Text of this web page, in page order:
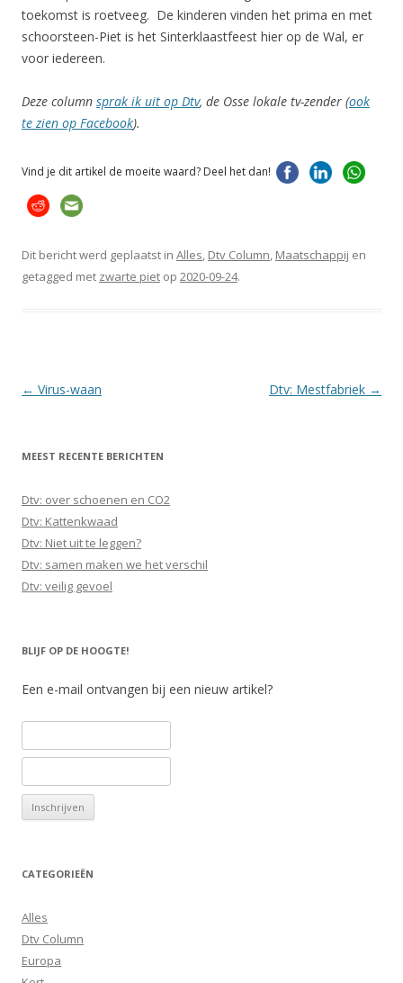
toekomst is roetveeg. De kinderen vinden het prima en met
schoorsteen-Piet is het Sinterklaastfeest hier op de Wal, er
voor iedereen.
Deze column sprak ik uit op Dtv, de Osse lokale tv-zender (ook
te zien op Facebook).
Vind je dit artikel de moeite waard? Deel het dan!
Dit bericht werd geplaatst in Alles, Dtv Column, Maatschappij en
getagged met zwarte piet op 2020-09-24.
Berichtnavigatie
← Virus-waan Dtv: Mestfabriek →
MEEST RECENTE BERICHTEN
Dtv: over schoenen en CO2
Dtv: Kattenkwaad
Dtv: Niet uit te leggen?
Dtv: samen maken we het verschil
Dtv: veilig gevoel
BLIJF OP DE HOOGTE!
Een e-mail ontvangen bij een nieuw artikel?
CATEGORIEËN
Alles
Dtv Column
Europa